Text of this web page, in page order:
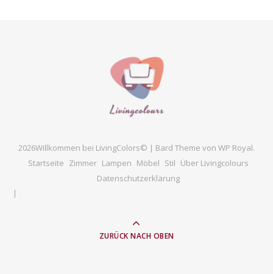
2026Willkommen bei LivingColors© | Bard Theme von WP Royal.
Startseite Zimmer Lampen Möbel Stil Über Livingcolours
Datenschutzerklärung
ZURÜCK NACH OBEN